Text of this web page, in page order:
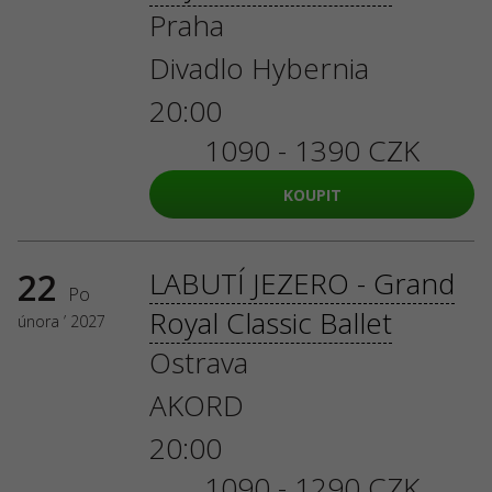
Praha
Divadlo Hybernia
20:00
1090 - 1390 CZK
KOUPIT
22 Po
února ’ 2027
LABUTÍ JEZERO - Grand
Royal Classic Ballet
Ostrava
AKORD
20:00